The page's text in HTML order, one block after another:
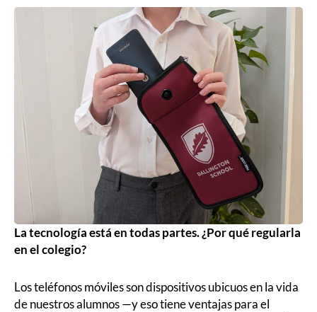
La tecnología está en todas partes. ¿Por qué regularla
en el colegio?
Los teléfonos móviles son dispositivos ubicuos en la vida
de nuestros alumnos —y eso tiene ventajas para el